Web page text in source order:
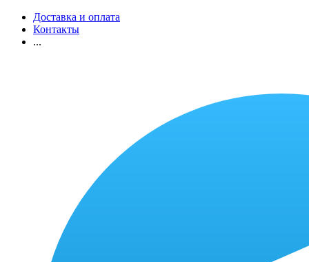
Доставка и оплата
Контакты
...